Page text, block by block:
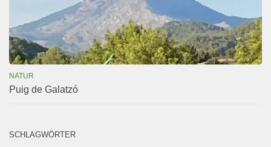
NATUR
Puig de Galatzó
SCHLAGWÖRTER